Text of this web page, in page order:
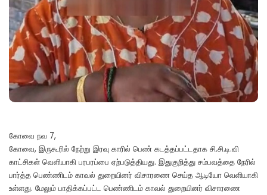
கோவை நவ 7,
கோவை, இருகூரில் நேற்று இரவு காரில் பெண் கடத்தப்பட்டதாக சி.சி.டி.வி
காட்சிகள் வெளியாகி பரபரப்பை ஏற்படுத்தியது. இதுகுறித்து சம்பவத்தை நேரில்
பார்த்த பெண்ணிடம் காவல் துறையினர் விசாரணை செய்த ஆடியோ வெளியாகி
உள்ளது. மேலும் பாதிக்கப்பட்ட பெண்ணிடம் காவல் துறையினர் விசாரணை